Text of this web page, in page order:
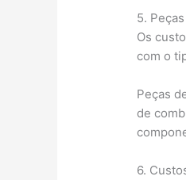
5.
Os
com o
Peças
de
6.